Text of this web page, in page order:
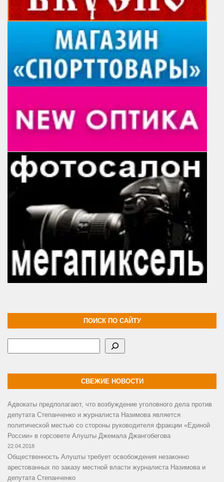
ПОИСК ПО САЙТУ
СВЕЖИЕ НОВОСТИ
Адвокаты предполагают, что возбуждение уголовного дела против
депутата Степанченко и журналиста Назимова является
политической местью со стороны руководителя фракции «Единой
России» в горсовете Алушты Джемала Джангобегова
22.04.2018
Общественность Алушты требует освобождения незаконно
арестованных по заказу местной власти журналиста Назимова и
депутата Степанченко